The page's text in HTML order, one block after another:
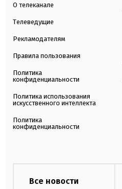
О телеканале
Телеведущие
Рекламодателям
Правила пользования
Политика
конфиденциальности
Политика использования
искусственного интеллекта
Политика
конфиденциальности
Все новости